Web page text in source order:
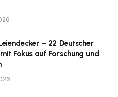
– 22 Deutscher
Fokus auf Forschung und